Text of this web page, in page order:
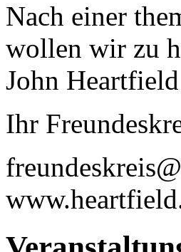
Nach einer
wollen wir zu
John
Ihr